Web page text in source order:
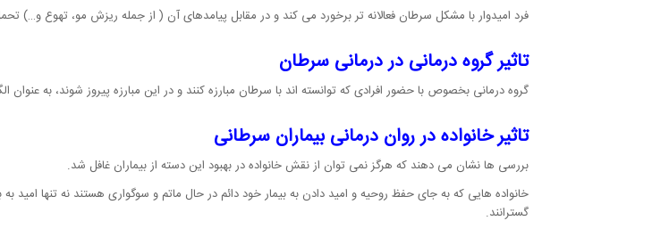
فرد امیدوار با مشکل سرطان فعالانه تر برخورد می کند و در مقابل پیامدهای آن ( از جمله ریزش مو، تهوع و…)
تاثیر گروه درمانی در درمانی سرطان
گروه درمانی بخصوص با حضور افرادی که توانسته اند با سرطان مبارزه کنند و در این مبارزه پیروز شوند، به عنوان
تاثیر خانواده در روان درمانی بیماران سرطانی
بررسی ها نشان می دهند که هرگز نمی توان از نقش خانواده در بهبود این دسته از بیماران غافل شد.
خانواده هایی که به جای حفظ روحیه و امید دادن به بیمار خود دائم در حال ماتم و سوگواری هستند نه تنها امید
گسترانند.